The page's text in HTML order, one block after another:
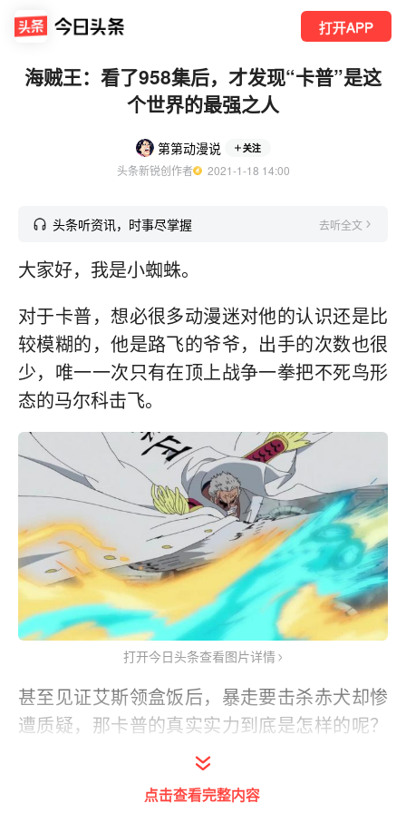
打开APP
海贼王：看了958集后，才发现“卡普”是这
个世界的最强之人
第第动漫说 关注
头条新锐创作者
  2021-1-18 14:00
头条听资讯，时事尽掌握 去听全文
大家好，我是小蜘蛛。
对于卡普，想必很多动漫迷对他的认识还是比
较模糊的，他是路飞的爷爷，出手的次数也很
少，唯一一次只有在顶上战争一拳把不死鸟形
态的马尔科击飞。
打开今日头条查看图片详情
甚至见证艾斯领盒饭后，暴走要击杀赤犬却惨
遭质疑，那卡普的真实实力到底是怎样的呢？
实际上，昨天动画更新的958集已经告诉我
们，卡普才是这个世界上最强之人。
点击查看完整内容